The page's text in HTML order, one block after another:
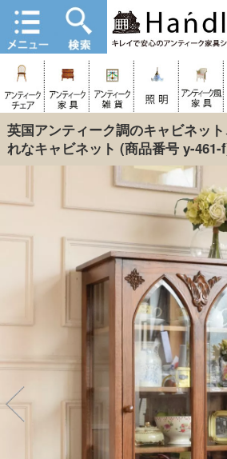
英国アンティーク調のキャビネッ
れなキャビネット (商品番号 y-461-